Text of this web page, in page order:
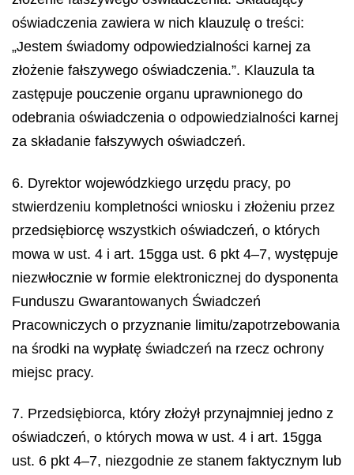
oświadczenia zawiera w nich klauzulę o treści:
„Jestem świadomy odpowiedzialności karnej za
złożenie fałszywego oświadczenia.”. Klauzula ta
zastępuje pouczenie organu uprawnionego do
odebrania oświadczenia o odpowiedzialności karnej
za składanie fałszywych oświadczeń.
6. Dyrektor wojewódzkiego urzędu pracy, po
stwierdzeniu kompletności wniosku i złożeniu przez
przedsiębiorcę wszystkich oświadczeń, o których
mowa w ust. 4 i art. 15gga ust. 6 pkt 4–7, występuje
niezwłocznie w formie elektronicznej do dysponenta
Funduszu Gwarantowanych Świadczeń
Pracowniczych o przyznanie limitu/zapotrzebowania
na środki na wypłatę świadczeń na rzecz ochrony
miejsc pracy.
7. Przedsiębiorca, który złożył przynajmniej jedno z
oświadczeń, o których mowa w ust. 4 i art. 15gga
ust. 6 pkt 4–7, niezgodnie ze stanem faktycznym lub